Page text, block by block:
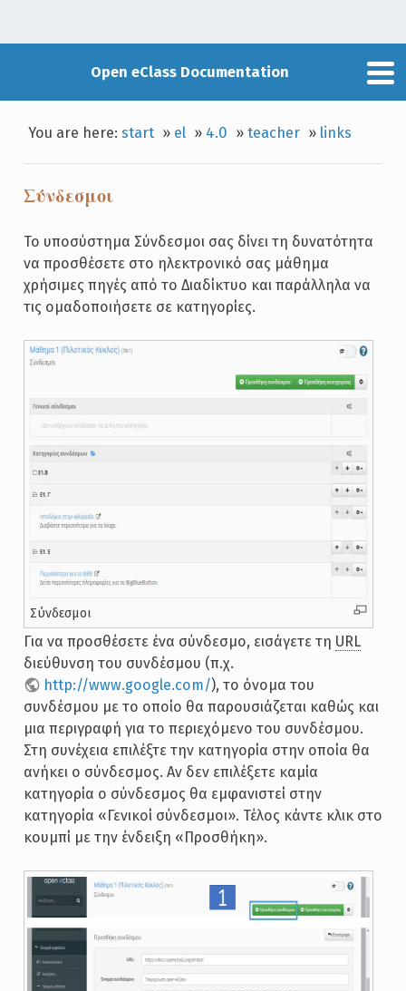
Open eClass Documentation
You are here:start » el » 4.0 »teacher » links
Σύνδεσμοι
Το υποσύστημα Σύνδεσμοι σας δίνει τη δυνατότητα
να προσθέσετε στο ηλεκτρονικό σας μάθημα
χρήσιμες πηγές από το Διαδίκτυο και παράλληλα να
τις ομαδοποιήσετε σε κατηγορίες.
Σύνδεσμοι
Για να προσθέσετε ένα σύνδεσμο, εισάγετε τη URL
διεύθυνση του συνδέσμου (π.χ.
http://www.google.com/), το όνομα του
συνδέσμου με το οποίο θα παρουσιάζεται καθώς και
μια περιγραφή για το περιεχόμενο του συνδέσμου.
Στη συνέχεια επιλέξτε την κατηγορία στην οποία θα
ανήκει ο σύνδεσμος. Αν δεν επιλέξετε καμία
κατηγορία ο σύνδεσμος θα εμφανιστεί στην
κατηγορία «Γενικοί σύνδεσμοι». Τέλος κάντε κλικ στο
κουμπί με την ένδειξη «Προσθήκη».